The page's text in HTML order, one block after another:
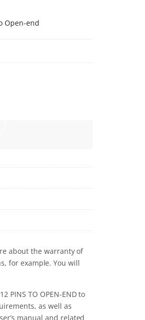
Open-end
about the warranty of
for example. You will
PINS TO OPEN-END to
as well as
manual and related